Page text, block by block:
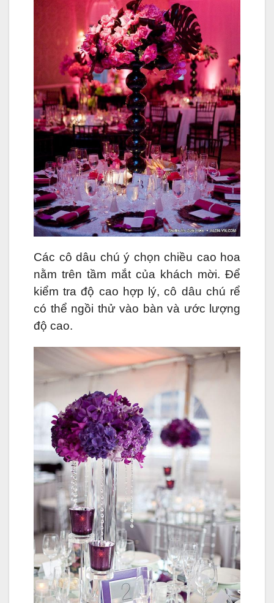
Các cô dâu chú ý chọn chiều cao hoa
nằm trên tầm mắt của khách mời. Để
kiểm tra độ cao hợp lý, cô dâu chú rể
có thể ngồi thử vào bàn và ước lượng
độ cao.